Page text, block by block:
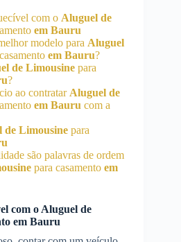
com o Aluguel de
em Bauru
modelo para Aluguel
em Bauru?
de Limousine para
?
ao contratar Aluguel de
em Bauru com a
de Limousine para
são palavras de ordem
para casamento em
com o Aluguel de
em Bauru